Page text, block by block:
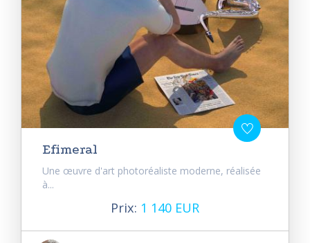
Efimeral
Une œuvre d'art photoréaliste moderne, réalisée
à...
Prix: 1 140 EUR